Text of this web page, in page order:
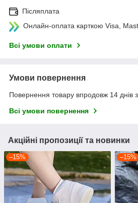
Післяплата
Онлайн-оплата карткою Visa,
Всі умови оплати
Умови повернення
Повернення товару впродовж 14 днів
Всі умови повернення
Акційні пропозиції та новинки
–15% –15%